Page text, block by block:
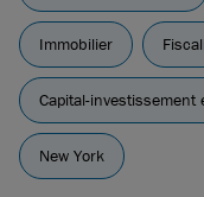
Immobilier
Capital-
New York